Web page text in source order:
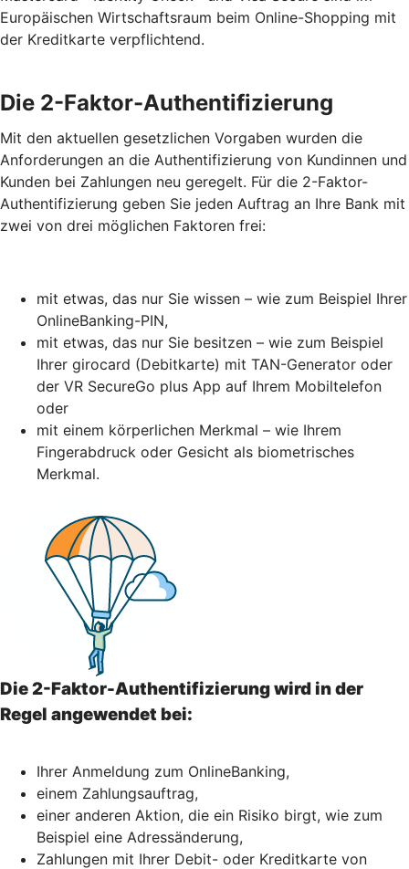
Europäischen Wirtschaftsraum beim Online-Shopping mit
der Kreditkarte verpflichtend.
Die 2-Faktor-Authentifizierung
Mit den aktuellen gesetzlichen Vorgaben wurden die
Anforderungen an die Authentifizierung von Kundinnen und
Kunden bei Zahlungen neu geregelt. Für die 2-Faktor-
Authentifizierung geben Sie jeden Auftrag an Ihre Bank mit
zwei von drei möglichen Faktoren frei:
mit etwas, das nur Sie wissen – wie zum Beispiel Ihrer
OnlineBanking-PIN,
mit etwas, das nur Sie besitzen – wie zum Beispiel
Ihrer girocard (Debitkarte) mit TAN-Generator oder
der VR SecureGo plus App auf Ihrem Mobiltelefon
oder
mit einem körperlichen Merkmal – wie Ihrem
Fingerabdruck oder Gesicht als biometrisches
Merkmal.
Die 2-Faktor-Authentifizierung wird in der
Regel angewendet bei:
Ihrer Anmeldung zum OnlineBanking,
einem Zahlungsauftrag,
einer anderen Aktion, die ein Risiko birgt, wie zum
Beispiel eine Adressänderung,
Zahlungen mit Ihrer Debit- oder Kreditkarte von